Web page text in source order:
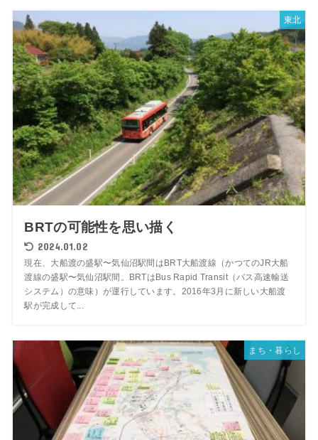
東北
BRTの可能性を思い描く
2024.01.02
現在、大船渡の盛駅〜気仙沼駅間はBRT大船渡線（かつてのJR大船
渡線の盛駅〜気仙沼駅間。BRTはBus Rapid Transit（バス高速輸送
システム）の意味）が運行しています。2016年3月に新しい大船渡
駅が完成して...
まち・暮らし